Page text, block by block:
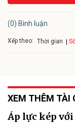
(0) Bình luận
Xếp theo: Thời gian
XEM THÊM TÀI
Áp lực kép với